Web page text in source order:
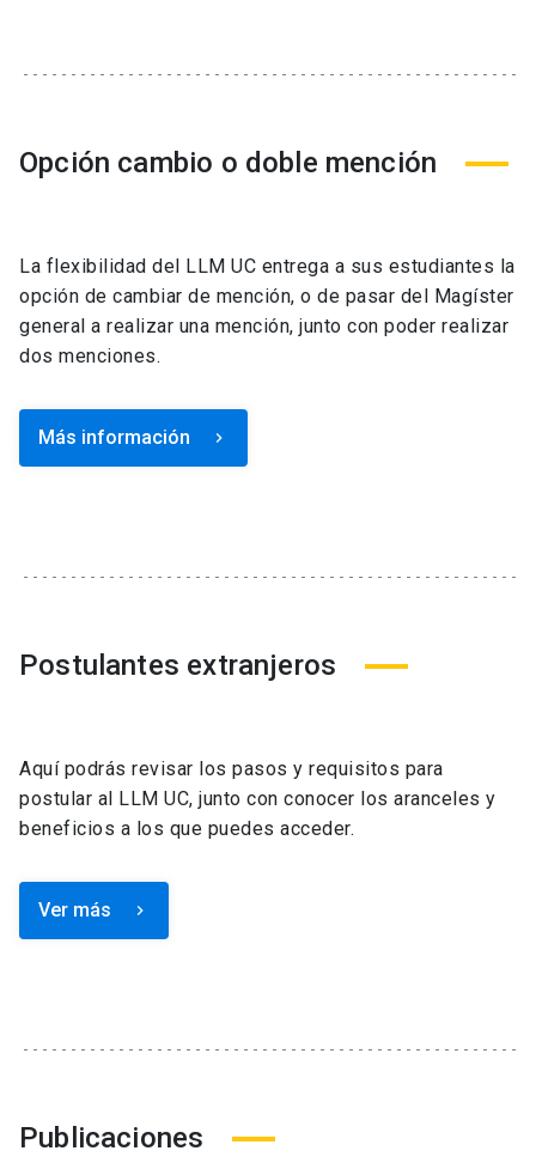
Opción cambio o doble mención
La flexibilidad del LLM UC entrega a sus estudiantes la
opción de cambiar de mención, o de pasar del Magíster
general a realizar una mención, junto con poder realizar
dos menciones.
Más información keyboard_arrow_right
Postulantes extranjeros
Aquí podrás revisar los pasos y requisitos para
postular al LLM UC, junto con conocer los aranceles y
beneficios a los que puedes acceder.
Ver más keyboard_arrow_right
Publicaciones